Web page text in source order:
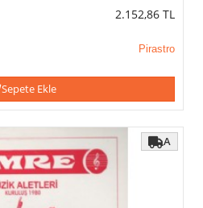
2.152,86 TL
Pirastro
Sepete Ekle
A